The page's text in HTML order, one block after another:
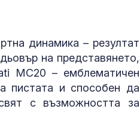
динамика – резултат
на представянето,
MC20 – емблематичен
пистата и способен да
с възможността за
Меган Маркъл по
бански в басейна за
ЧРД